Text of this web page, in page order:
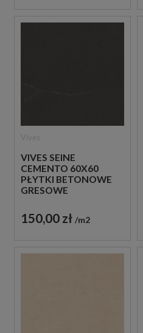
VIVES SEINE
CEMENTO 60X60
PŁYTKI BETONOWE
GRESOWE
150,00 zł m2